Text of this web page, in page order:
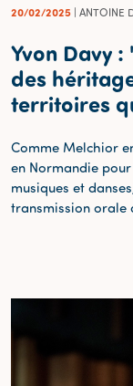
20/02/2025 | ANTOINE
Yvon Davy :
des
territoires
Comme Melchior
en Normandie
musiques et
transmission orale